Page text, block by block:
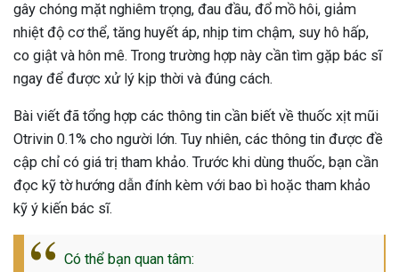
gây chóng mặt nghiêm trọng, đau đầu, đổ mồ hôi, giảm
nhiệt độ cơ thể, tăng huyết áp, nhịp tim chậm, suy hô hấp,
co giật và hôn mê. Trong trường hợp này cần tìm gặp bác sĩ
ngay để được xử lý kịp thời và đúng cách.
Bài viết đã tổng hợp các thông tin cần biết về thuốc xịt mũi
Otrivin 0.1% cho người lớn. Tuy nhiên, các thông tin được đề
cập chỉ có giá trị tham khảo. Trước khi dùng thuốc, bạn cần
đọc kỹ tờ hướng dẫn đính kèm với bao bì hoặc tham khảo
kỹ ý kiến bác sĩ.
Có thể bạn quan tâm: